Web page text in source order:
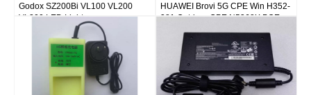
HUAWEI Brovi 5G CPE Win H352-
381 Outdoor CPE N5368X POE
Charger Trimble GPS GNSS Total
Station S6 S8 R10 R6 R8